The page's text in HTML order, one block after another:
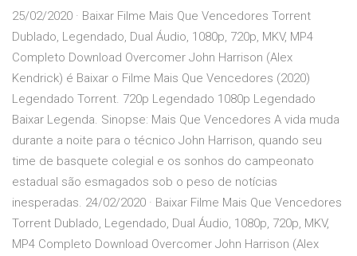
25/02/2020 · Baixar Filme Mais Que Vencedores Torrent
Dublado, Legendado, Dual Áudio, 1080p, 720p, MKV, MP4
Completo Download Overcomer John Harrison (Alex
Kendrick) é Baixar o Filme Mais Que Vencedores (2020)
Legendado Torrent. 720p Legendado 1080p Legendado
Baixar Legenda. Sinopse: Mais Que Vencedores A vida muda
durante a noite para o técnico John Harrison, quando seu
time de basquete colegial e os sonhos do campeonato
estadual são esmagados sob o peso de notícias
inesperadas. 24/02/2020 · Baixar Filme Mais Que Vencedores
Torrent Dublado, Legendado, Dual Áudio, 1080p, 720p, MKV,
MP4 Completo Download Overcomer John Harrison (Alex